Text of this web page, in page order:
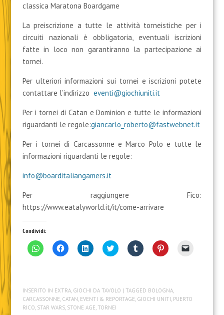
classica Maratona Boardgame
La preiscrizione a tutte le attività torneistiche per i
circuiti nazionali è obbligatoria, eventuali iscrizioni
fatte in loco non garantiranno la partecipazione ai
tornei.
Per ulteriori informazioni sui tornei e iscrizioni potete
contattare l’indirizzo eventi@giochiuniti.it
Per i tornei di Catan e Dominion e tutte le informazioni
riguardanti le regole:giancarlo_roberto@fastwebnet.it
Per i tornei di Carcassonne e Marco Polo e tutte le
informazioni riguardanti le regole:
info@boarditaliangamers.it
Per raggiungere Fico:
https://www.eatalyworld.it/it/come-arrivare
Condividi:
F
a
p
e
r
c
F
a
p
e
r
c
F
a
q
u
i
p
F
a
q
u
i
p
F
a
q
u
F
a
q
u e
INSERITO IN EXTRA, GIOCHI DA TAVOLO | TAGGED BOLOGNA,
CARCASSONNE, CATAN, EVENTI & REPORTAGE, GIOCHI UNITI, PUERTO
RICO, STAR WARS, STONE AGE, TORNEI